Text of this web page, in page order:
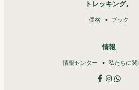
トレッキング。
価格 ブック
情報
情報センター 私たちに関